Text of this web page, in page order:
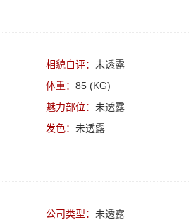
相貌自评： 未透露
体重： 85 (KG)
魅力部位： 未透露
发色： 未透露
公司类型： 未透露